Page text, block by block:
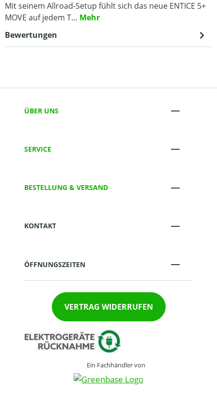
Mit seinem Allroad-Setup fühlt sich das neue ENTICE 5+
MOVE auf jedem T… Mehr
Bewertungen
ÜBER UNS
SERVICE
BESTELLUNG & VERSAND
KONTAKT
ÖFFNUNGSZEITEN
VERTRAG WIDERRUFEN
Ein Fachhändler von